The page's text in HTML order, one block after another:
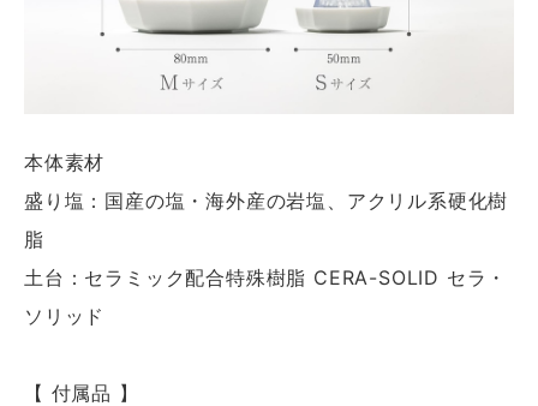
本体素材
盛り塩：国産の塩・海外産の岩塩、アクリル系硬化樹
脂
土台：セラミック配合特殊樹脂 CERA-SOLID セラ・
ソリッド
【 付属品 】